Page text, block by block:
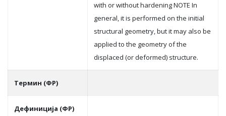
with or without hardening NOTE In
general, it is performed on the initial
structural geometry, but it may also be
applied to the geometry of the
displaced (or deformed) structure.
Термин (ФР)
Дефиниција (ФР)